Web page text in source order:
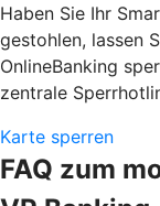
Haben Sie Ihr
gestohlen, lassen
OnlineBanking
zentrale
Karte sperren
FAQ zum